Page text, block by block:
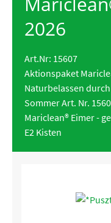
2026
Art.Nr: 15607
Aktionspaket
Naturbelassen
Sommer Art. Nr.
Mariclean® Eimer -
E2 Kisten